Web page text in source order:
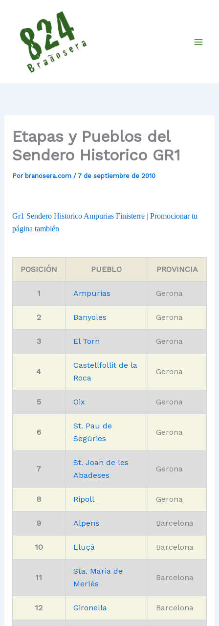
contenido
Etapas y Pueblos del
Sendero Historico GR1
Por branosera.com / 7 de septiembre de 2010
Gr1 Sendero Historico Ampurias Finisterre| Promocionar tu
página también
POSICIÓN PUEBLO PROVINCIA
1 Ampurias Gerona
2 Banyoles Gerona
3 El Torn Gerona
4
Castellfollit de la
Roca
Gerona
5 Oix Gerona
6
St. Pau de
Segúries
Gerona
7
St. Joan de les
Abadeses
Gerona
8 Ripoll Gerona
9 Alpens Barcelona
10 Lluçà Barcelona
11
Sta. Maria de
Merlés
Barcelona
12 Gironella Barcelona